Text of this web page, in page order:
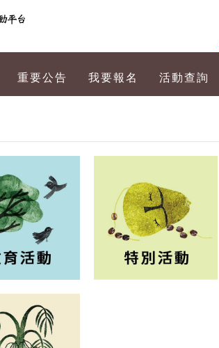
重要公告 我要報名 活動查詢